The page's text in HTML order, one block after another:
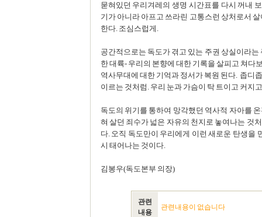
묻혀있던 우리겨레의 생명 시간표를 다시 꺼내
기가 아니라 아프고 쓰라린 고통스런 상처로서
한다. 조심스럽게.
공간적으로는 독도가 겪고 있는 주권 상실이라
한 대륙- 우리의 본향에 대한 기록을 살피고 쳐다
역사무대에 대한 기억과 정서가 복원 된다. 좁디
이르는 것처럼. 우리 눈과 가슴이 탁 트이고 커지
독도의 위기를 통하여 망각했던 역사적 자아를
혀 살던 죄수가 넓은 자유의 천지로 놓여나는 것
다. 오직 독도만이 우리에게 이런 새로운 탄생을
시 태어나는 것이다.
김봉우(독도본부 의장)
관련
내용
관련내용이 없습니다